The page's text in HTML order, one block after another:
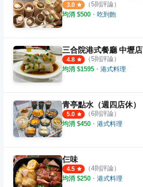
3.0 （5則評論）
均消 $500 ・ 吃到飽
三合院港式餐廳 中壢店
4.8 （5則評論）
均消 $1595 ・ 港式料理
青亭點水（週四店休）
5.0 （6則評論）
均消 $450 ・ 港式料理
仨味
4.5 （4則評論）
均消 $250 ・ 港式料理